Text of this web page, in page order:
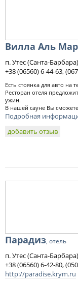
Вилла Аль
п. Утес (Санта-
+38 (06560) 6-44-63,
Есть стоянка для авто на
Ресторан отеля
ужин.
В нашей сауне Вы
Подробная
добавить отзыв
Парадиз, отель
п. Утес (Санта-
+38 (06560) 6-42-80,
http://paradise.krym.ru